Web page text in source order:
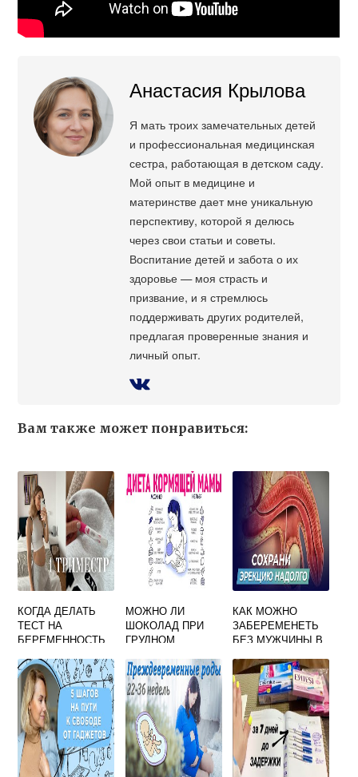
Анастасия Крылова
Я мать троих замечательных детей
и профессиональная медицинская
сестра, работающая в детском саду.
Мой опыт в медицине и
материнстве дает мне уникальную
перспективу, которой я делюсь
через свои статьи и советы.
Воспитание детей и забота о их
здоровье — моя страсть и
призвание, и я стремлюсь
поддерживать других родителей,
предлагая проверенные знания и
личный опыт.
Вам также может понравиться:
КОГДА ДЕЛАТЬ
ТЕСТ НА
БЕРЕМЕННОСТЬ
ОВУЛЯЦИИ
ФОРУМ
МОЖНО ЛИ
ШОКОЛАД ПРИ
ГРУДНОМ
КАК МОЖНО
ЗАБЕРЕМЕНЕТЬ
БЕЗ МУЖЧИНЫ В
УСЛОВИЯХ